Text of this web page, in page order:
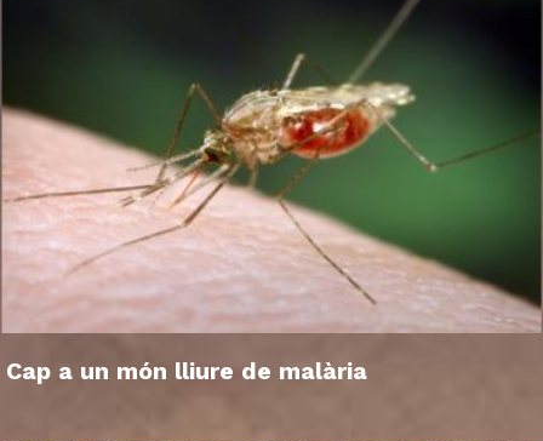
Cap a un món lliure de malària